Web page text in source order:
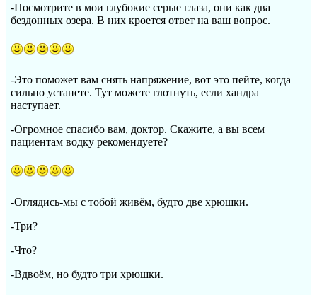
-Посмотрите в мои глубокие серые глаза, они как два
бездонных озера. В них кроется ответ на ваш вопрос.
-Это поможет вам снять напряжение, вот это пейте, когда
сильно устанете. Тут можете глотнуть, если хандра
наступает.
-Огромное спасибо вам, доктор. Скажите, а вы всем
пациентам водку рекомендуете?
-Оглядись-мы с тобой живём, будто две хрюшки.
-Три?
-Что?
-Вдвоём, но будто три хрюшки.